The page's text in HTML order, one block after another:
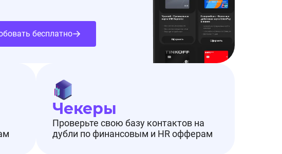
бесплатно
Чекеры
Проверьте свою базу контактов на
дубли по финансовым и HR офферам